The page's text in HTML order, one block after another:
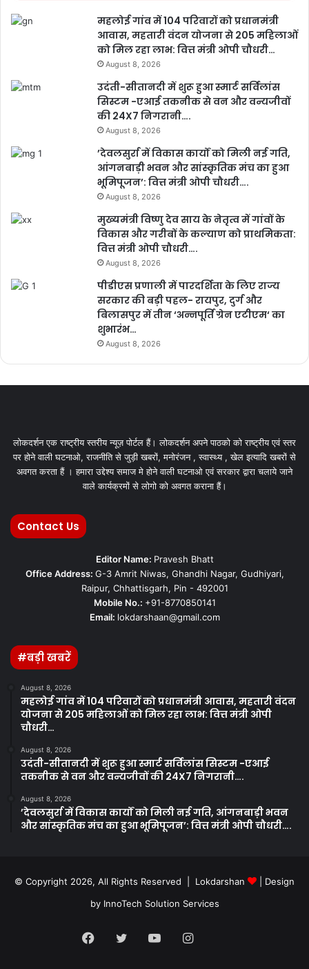
महलोई गांव में 104 परिवारों को प्रधानमंत्री
आवास, महतारी वंदन योजना से 205 महिलाओं
को मिल रहा लाभ: वित्त मंत्री ओपी चौधरी…
August 8, 2026
उदंती-सीतानदी में शुरू हुआ स्मार्ट सर्विलांस
सिस्टम -एआई तकनीक से वन और वन्यजीवों
की 24X7 निगरानी….
August 8, 2026
’देवलसुर्रा में विकास कार्यों को मिली नई गति,
आंगनबाड़ी भवन और सांस्कृतिक मंच का हुआ
भूमिपूजन’: वित्त मंत्री ओपी चौधरी….
August 8, 2026
मुख्यमंत्री विष्णु देव साय के नेतृत्व में गांवों के
विकास और गरीबों के कल्याण को प्राथमिकता:
वित्त मंत्री ओपी चौधरी….
August 8, 2026
पीडीएस प्रणाली में पारदर्शिता के लिए राज्य
सरकार की बड़ी पहल- रायपुर, दुर्ग और
बिलासपुर में तीन ‘अन्नपूर्ति ग्रेन एटीएम‘ का
शुभारंभ…
August 8, 2026
लोकदर्शन एक राष्ट्रीय स्तरीय न्यूज़ पोर्टल हैं। लोकदर्शन अपने पाठको को राष्ट्रीय एवं स्तर
पर होने वाली घटनाओ, राजनीति से जुड़ी खबरों, मनोरंजन , स्वास्थ्य , खेल इत्यादि खबरों से
अवगत करता हैं । हमारा उद्देश्य समाज मे होने वाली घटनाओ एवं सरकार द्वारा चलाये जाने
वाले कार्यक्रमों से लोगो को अवगत कराना हैं।
Contact Us
Editor Name: Pravesh Bhatt
Office Address: G-3 Amrit Niwas, Ghandhi Nagar, Gudhiyari,
Raipur, Chhattisgarh, Pin - 492001
Mobile No.: +91-8770850141
Email: lokdarshaan@gmail.com
#बड़ी खबरें
August 8, 2026
महलोई गांव में 104 परिवारों को प्रधानमंत्री आवास, महतारी वंदन
योजना से 205 महिलाओं को मिल रहा लाभ: वित्त मंत्री ओपी
चौधरी…
August 8, 2026
उदंती-सीतानदी में शुरू हुआ स्मार्ट सर्विलांस सिस्टम -एआई
तकनीक से वन और वन्यजीवों की 24X7 निगरानी….
August 8, 2026
’देवलसुर्रा में विकास कार्यों को मिली नई गति, आंगनबाड़ी भवन
और सांस्कृतिक मंच का हुआ भूमिपूजन’: वित्त मंत्री ओपी चौधरी….
© Copyright 2026, All Rights Reserved | Lokdarshan
| Design
by InnoTech Solution Services
Facebook
Twitter YouTubeInstagram